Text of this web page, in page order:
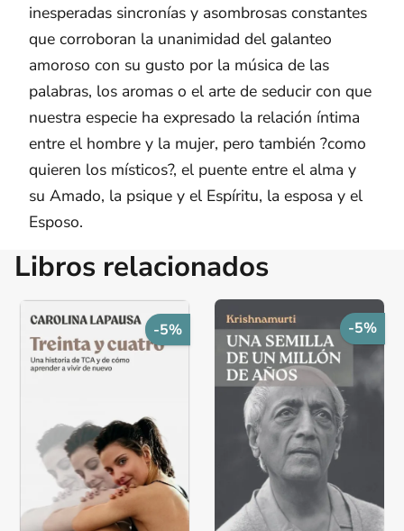
inesperadas sincronías y asombrosas constantes
que corroboran la unanimidad del galanteo
amoroso con su gusto por la música de las
palabras, los aromas o el arte de seducir con que
nuestra especie ha expresado la relación íntima
entre el hombre y la mujer, pero también ?como
quieren los místicos?, el puente entre el alma y
su Amado, la psique y el Espíritu, la esposa y el
Esposo.
Libros relacionados
-5% -5%